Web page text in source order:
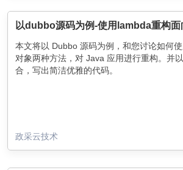
以dubbo源码为例-使用lambda重构面
本文将以 Dubbo 源码为例，和您讨论如何
对象两种方法，对 Java 应用进行重构。并
合，写出简洁优雅的代码。
政采云技术